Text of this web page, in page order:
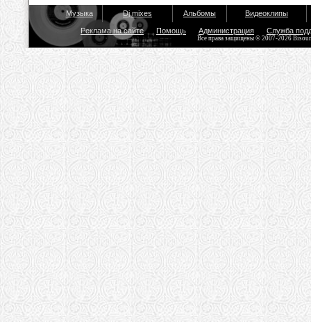
Музыка Dj mixes Альбомы Видеоклипы
Реклама на сайте Помощь Администрация Служба
Все права защищены © 2007-2026